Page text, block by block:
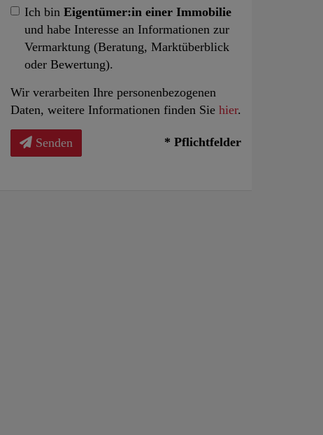
Ich bin Eigentümer:in einer Immobilie
und habe Interesse an Informationen zur
Vermarktung (Beratung, Marktüberblick
oder Bewertung).
Wir verarbeiten Ihre personenbezogenen
Daten, weitere Informationen finden Sie hier.
Senden * Pflichtfelder